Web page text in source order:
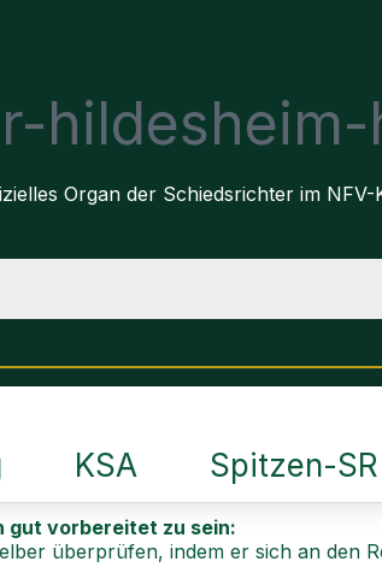
Organ der Schiedsrichter im
KSA Spitzen-SR
gut vorbereitet zu sein:
überprüfen, indem er sich an den